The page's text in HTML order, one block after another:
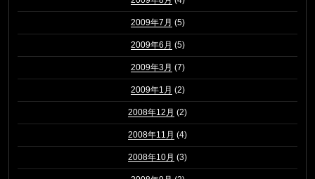
2009年7月 (5)
2009年6月 (5)
2009年3月 (7)
2009年1月 (2)
2008年12月 (2)
2008年11月 (4)
2008年10月 (3)